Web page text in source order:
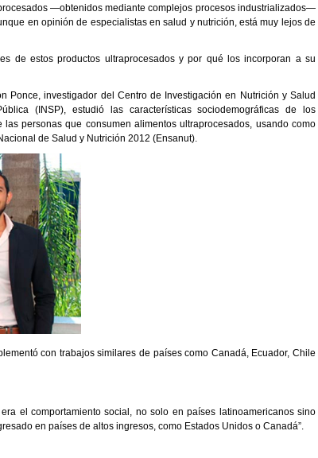
—obtenidos mediante complejos procesos industrializados—
en opinión de especialistas en salud y nutrición, está muy lejos de
de estos productos ultraprocesados y por qué los incorporan a su
Ponce, investigador del Centro de Investigación en Nutrición y Salud
(INSP), estudió las características sociodemográficas de los
personas que consumen alimentos ultraprocesados, usando como
de Salud y Nutrición 2012 (Ensanut).
con trabajos similares de países como Canadá, Ecuador, Chile
el comportamiento social, no solo en países latinoamericanos sino
en países de altos ingresos, como Estados Unidos o Canadá”.